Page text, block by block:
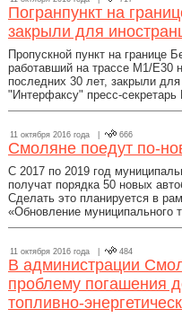
Погранпункт на
закрыли для
Пропускной пункт на границе
работавший на трассе М1/Е30
последних 30 лет, закрыли
"Интерфаксу" пресс-секретарь
11 октября 2016 года | 666
Смоляне поедут по-
С 2017 по 2019 год
получат порядка 50 новых
Сделать это планируется в
«Обновление муниципального
11 октября 2016 года | 484
В администрации
проблему погашения
топливно-